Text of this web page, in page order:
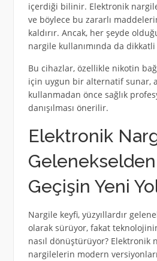
içerdiği bilinir. Elektronik
ve böylece bu zararlı
kaldırır. Ancak, her şeyde
nargile kullanımında da dikkatli
Bu cihazlar, özellikle nikotin
için uygun bir alternatif sunar,
kullanmadan önce sağlık
danışılması önerilir.
Elektronik
Geçişin Yeni
Nargile keyfi, yüzyıllardır
olarak sürüyor, fakat
nasıl dönüştürüyor? Elektronik
nargilelerin modern